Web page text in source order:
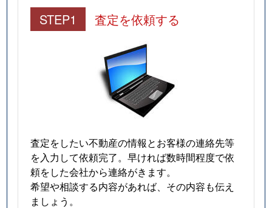
STEP1 査定を依頼する
査定をしたい不動産の情報とお客様の連絡先等
を入力して依頼完了。早ければ数時間程度で依
頼をした会社から連絡がきます。
希望や相談する内容があれば、その内容も伝え
ましょう。